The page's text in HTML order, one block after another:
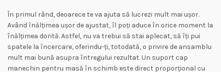
În primul rând, deoarece te va ajuta să lucrezi mult mai ușor.
Având înălțimea ușor de ajustat, îl poți aduce în orice moment la
înălțimea dorită. Astfel, nu va trebui să stai aplecat, să îți pui
spatele la încercare, oferindu-ți, totodată, o privire de ansamblu
mult mai bună asupra întregului rezultat. Un suport cap
manechin pentru masă în schimb este direct proporțional cu